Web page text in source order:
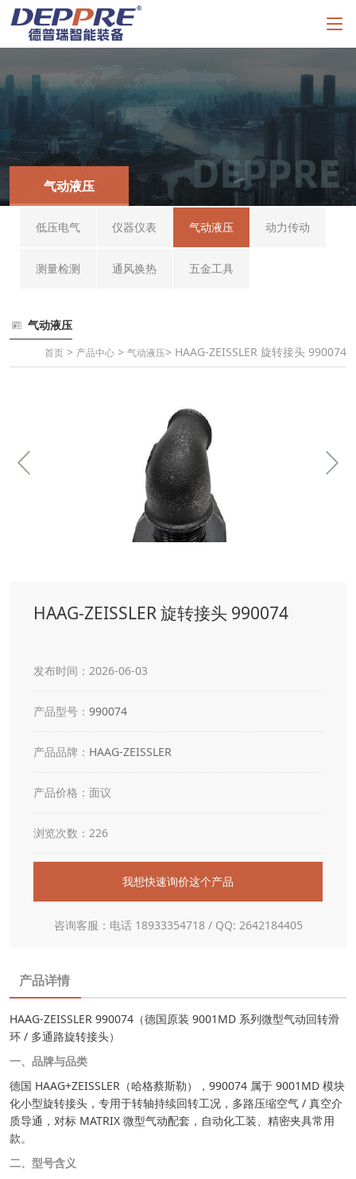
气动液压
低压电气 仪器仪表 气动液压 动力传动
测量检测 通风换热 五金工具
气动液压
首页 > 产品中心 > 气动液压> HAAG-ZEISSLER 旋转接头 990074
HAAG-ZEISSLER 旋转接头 990074
发布时间：2026-06-03
产品型号： 990074
产品品牌： HAAG-ZEISSLER
产品价格：面议
浏览次数：226
我想快速询价这个产品
咨询客服：电话 18933354718 / QQ: 2642184405
产品详情
HAAG-ZEISSLER 990074（德国原装 9001MD 系列微型气动回转滑
环 / 多通路旋转接头）
一、品牌与品类
德国 HAAG+ZEISSLER（哈格蔡斯勒），990074 属于 9001MD 模块
化小型旋转接头，专用于转轴持续回转工况，多路压缩空气 / 真空介
质导通，对标 MATRIX 微型气动配套，自动化工装、精密夹具常用
款。
二、型号含义